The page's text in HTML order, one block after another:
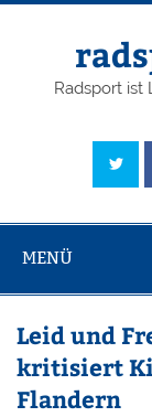
Radsport
MENÜ
Leid und
kritisiert
Flandern